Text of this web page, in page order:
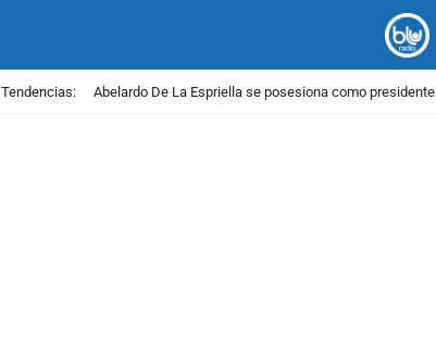
Tendencias: Abelardo De La Espriella se posesiona como presidente